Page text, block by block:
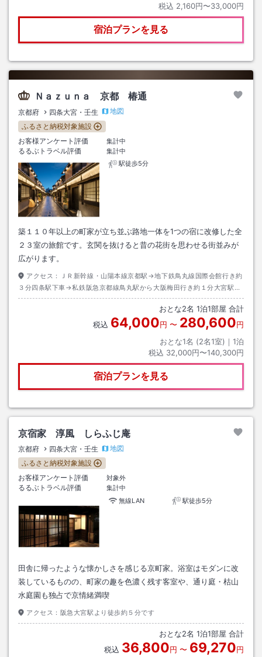
税込 2,160円〜33,000円
宿泊プランを見る
Ｎａｚｕｎａ 京都 椿通
京都府 四条大宮・壬生
地図
ふるさと納税対象施設
お客様アンケート評価
集計中
るるぶトラベル評価
集計中
駅徒歩5分
築１１０年以上の町家が立ち並ぶ路地一体を1つの宿に改修した全
２３室の旅館です。玄関を抜けると昔の花街を思わせる街並みが
広がります。
アクセス：
ＪＲ新幹線・山陽本線京都駅→地下鉄鳥丸線国際会館行き約
３分四条駅下車→私鉄阪急京都線鳥丸駅から大阪梅田行き約１分大宮駅下
車２Ｂ出口→徒歩約５分
おとな2名 1泊1部屋 合計
税込 64,000円 〜 280,600円
おとな1名 (2名1室)｜ 1泊
税込 32,000円〜140,300円
宿泊プランを見る
京宿家 淳風 しらふじ庵
京都府 四条大宮・壬生
地図
ふるさと納税対象施設
お客様アンケート評価
対象外
るるぶトラベル評価
集計中
無線LAN
駅徒歩5分
田舎に帰ったような懐かしさを感じる京町家。浴室はモダンに改
装しているものの、町家の趣を色濃く残す客室や、通り庭・枯山
水庭園も独占で京情緒満喫
アクセス： 阪急大宮駅より徒歩約５分です
おとな2名 1泊1部屋 合計
税込 36,800円 〜 69,270円